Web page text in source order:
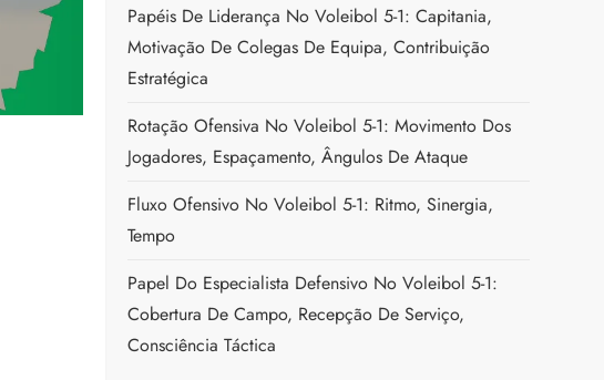
Papéis De Liderança No Voleibol 5-1: Capitania,
Motivação De Colegas De Equipa, Contribuição
Estratégica
Rotação Ofensiva No Voleibol 5-1: Movimento Dos
Jogadores, Espaçamento, Ângulos De Ataque
Fluxo Ofensivo No Voleibol 5-1: Ritmo, Sinergia,
Tempo
Papel Do Especialista Defensivo No Voleibol 5-1:
Cobertura De Campo, Recepção De Serviço,
Consciência Táctica